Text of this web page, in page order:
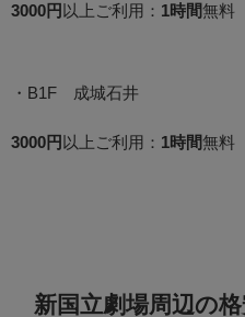
3000円 以上ご利用： 1時間無料
・B1F 成城石井
3000円 以上ご利用： 1時間無料
新国立劇場周辺の